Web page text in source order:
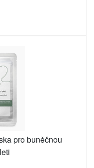
pro buněčnou